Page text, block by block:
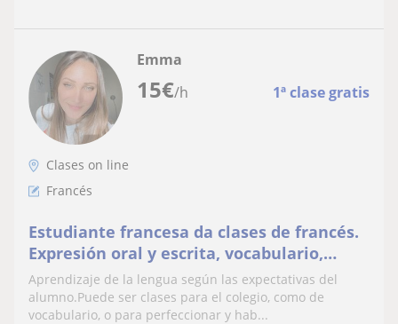
15€/h 1ª clase gratis
Emma
Clases on line
Francés
Estudiante francesa da clases de francés.
Expresión oral y escrita, vocabulario,
pronunciación y aprendizaje del lenguaje
Aprendizaje de la lengua según las expectativas del
alumno.Puede ser clases para el colegio, como de
vocabulario, o para perfeccionar y hab...